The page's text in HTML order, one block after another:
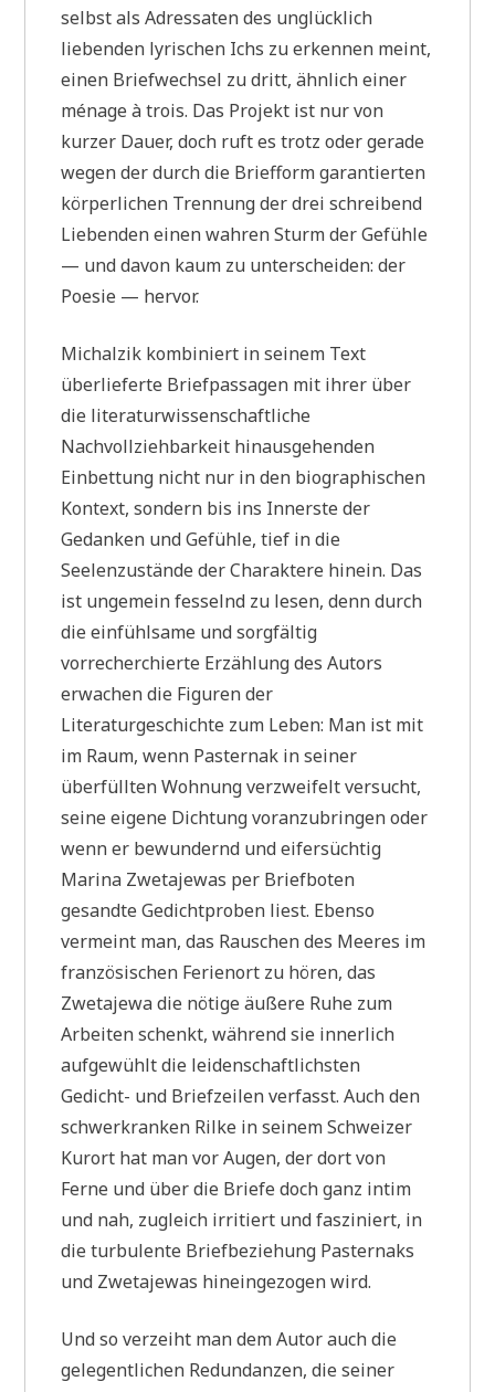
selbst als Adressaten des unglücklich
liebenden lyrischen Ichs zu erkennen meint,
einen Briefwechsel zu dritt, ähnlich einer
ménage à trois. Das Projekt ist nur von
kurzer Dauer, doch ruft es trotz oder gerade
wegen der durch die Briefform garantierten
körperlichen Trennung der drei schreibend
Liebenden einen wahren Sturm der Gefühle
— und davon kaum zu unterscheiden: der
Poesie — hervor.
Michalzik kombiniert in seinem Text
überlieferte Briefpassagen mit ihrer über
die literaturwissenschaftliche
Nachvollziehbarkeit hinausgehenden
Einbettung nicht nur in den biographischen
Kontext, sondern bis ins Innerste der
Gedanken und Gefühle, tief in die
Seelenzustände der Charaktere hinein. Das
ist ungemein fesselnd zu lesen, denn durch
die einfühlsame und sorgfältig
vorrecherchierte Erzählung des Autors
erwachen die Figuren der
Literaturgeschichte zum Leben: Man ist mit
im Raum, wenn Pasternak in seiner
überfüllten Wohnung verzweifelt versucht,
seine eigene Dichtung voranzubringen oder
wenn er bewundernd und eifersüchtig
Marina Zwetajewas per Briefboten
gesandte Gedichtproben liest. Ebenso
vermeint man, das Rauschen des Meeres im
französischen Ferienort zu hören, das
Zwetajewa die nötige äußere Ruhe zum
Arbeiten schenkt, während sie innerlich
aufgewühlt die leidenschaftlichsten
Gedicht- und Briefzeilen verfasst. Auch den
schwerkranken Rilke in seinem Schweizer
Kurort hat man vor Augen, der dort von
Ferne und über die Briefe doch ganz intim
und nah, zugleich irritiert und fasziniert, in
die turbulente Briefbeziehung Pasternaks
und Zwetajewas hineingezogen wird.
Und so verzeiht man dem Autor auch die
gelegentlichen Redundanzen, die seiner